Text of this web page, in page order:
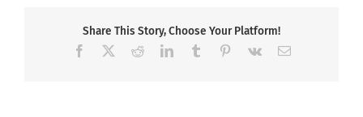
Bisa
Sebagai
Share This Story, Choose Your Platform!
Facebook RedditLinkedInTumblr Pinterest
Vk Email